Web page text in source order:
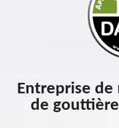
Entreprise
de